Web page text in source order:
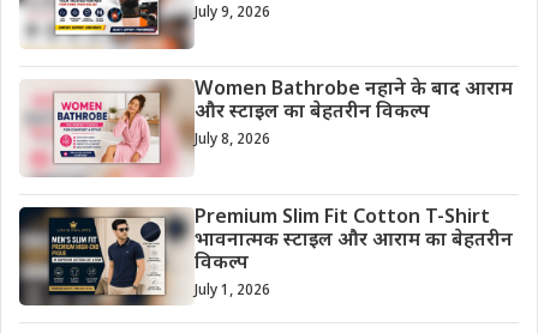
July 9, 2026
Women Bathrobe नहाने के बाद आराम
और स्टाइल का बेहतरीन विकल्प
July 8, 2026
Premium Slim Fit Cotton T-Shirt
भावनात्मक स्टाइल और आराम का बेहतरीन
विकल्प
July 1, 2026